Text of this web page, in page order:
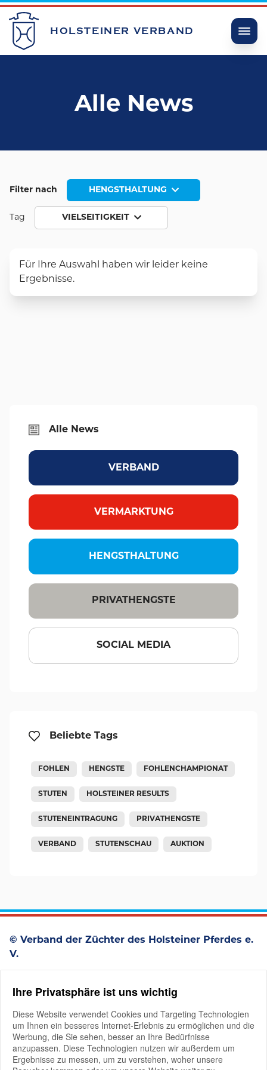
HOLSTEINER VERBAND
Alle News
Filter nach HENGSTHALTUNG
Tag VIELSEITIGKEIT
Für Ihre Auswahl haben wir leider keine
Ergebnisse.
Alle News
VERBAND
VERMARKTUNG
HENGSTHALTUNG
PRIVATHENGSTE
SOCIAL MEDIA
Beliebte Tags
FOHLEN HENGSTE FOHLENCHAMPIONAT
STUTEN HOLSTEINER RESULTS
STUTENEINTRAGUNG PRIVATHENGSTE
VERBAND STUTENSCHAU AUKTION
© Verband der Züchter des Holsteiner Pferdes e.
V.
D-25336 Elmshorn
+49 4121 4979-0
Ihre Privatsphäre ist uns wichtig
Diese Website verwendet Cookies und Targeting Technologien
um Ihnen ein besseres Internet-Erlebnis zu ermöglichen und die
Werbung, die Sie sehen, besser an Ihre Bedürfnisse
anzupassen. Diese Technologien nutzen wir außerdem um
Ergebnisse zu messen, um zu verstehen, woher unsere